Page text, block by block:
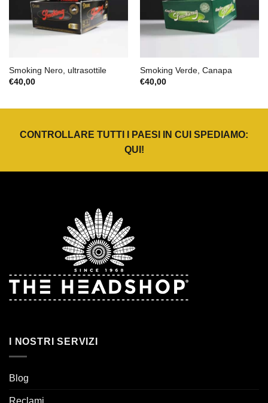
Smoking Nero, ultrasottile
€40,00
Smoking Verde, Canapa
€40,00
CONTROLLARE TUTTI I PAESI IN CUI SPEDIAMO:
QUI !
I NOSTRI SERVIZI
Blog
Reclami